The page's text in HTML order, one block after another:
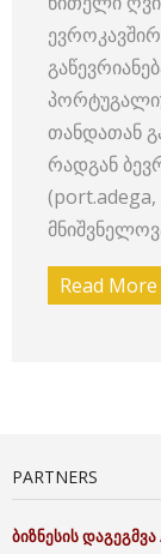
თანდათან
რადგან
(port.adega,
Read More
PARTNERS
ბიზნესისდაგეგმვა